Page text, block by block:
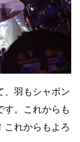
、羽もシャボン
す。これからも
これからもよろ